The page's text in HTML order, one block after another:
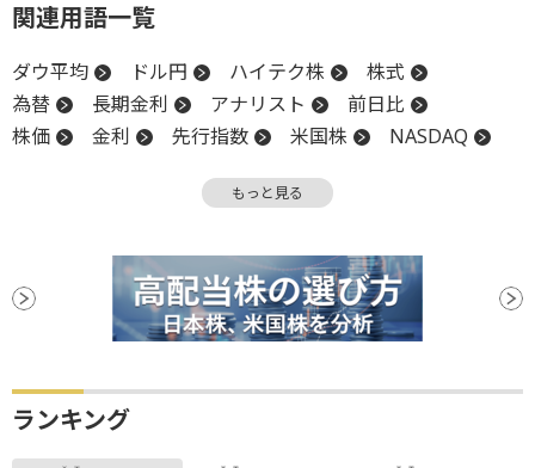
関連用語一覧
ダウ平均 ドル円 ハイテク株
株式
為替
長期金利 アナリスト
前日比
株価
金利 先行指数 米国株
NASDAQ
もっと見る
ランキング